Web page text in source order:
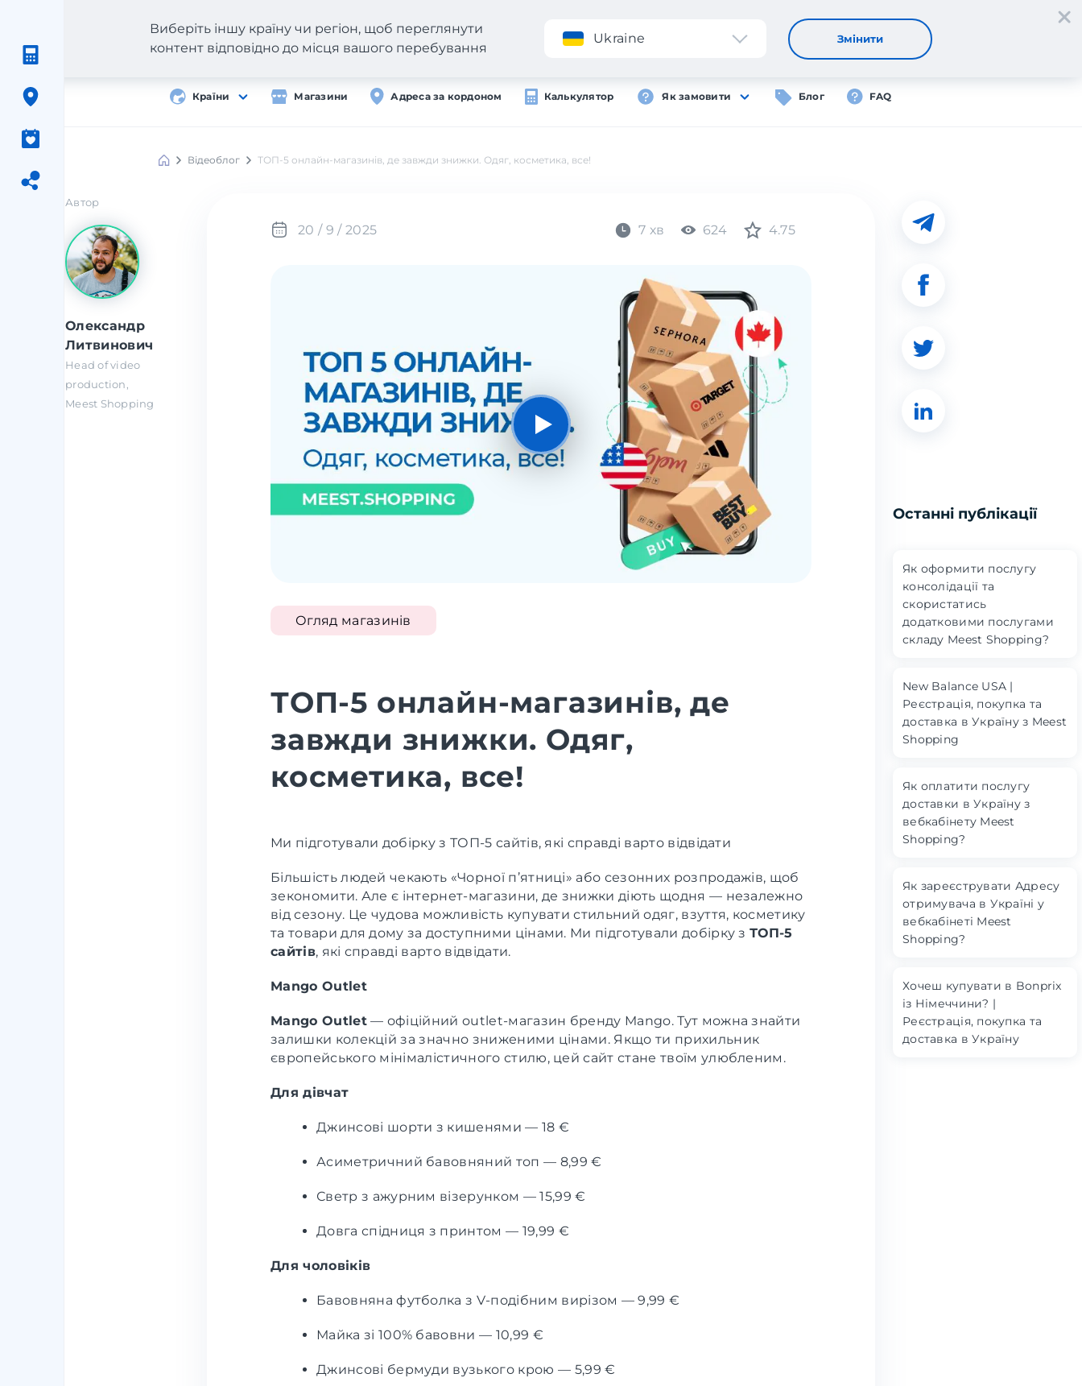
Додаток Реєстрація Вхід
Країни Магазини Адреса за кордоном Калькулятор Як замовити Блог FAQ
Виберіть іншу країну чи регіон, щоб переглянути
контент відповідно до місця вашого перебування
Ukraine Змінити
Відеоблог ТОП-5 онлайн-магазинів, де завжди знижки. Одяг, косметика, все!
20 / 9 / 2025 7 хв 624 4.75
Автор
Олександр
Литвинович
Head of video
production,
Meest Shopping
Останні публікації
Як оформити послугу
консолідації та
скористатись
додатковими послугами
складу Meest Shopping?
New Balance USA |
Реєстрація, покупка та
доставка в Україну з Meest
Shopping
Як оплатити послугу
доставки в Україну з
вебкабінету Meest
Shopping?
Як зареєструвати Адресу
отримувача в Україні у
вебкабінеті Meest
Shopping?
Хочеш купувати в Bonprix
із Німеччини? |
Реєстрація, покупка та
доставка в Україну
Огляд магазинів
ТОП-5 онлайн-магазинів, де
завжди знижки. Одяг,
косметика, все!
Ми підготували добірку з ТОП-5 сайтів, які справді варто відвідати
Більшість людей чекають «Чорної п’ятниці» або сезонних розпродажів, щоб
зекономити. Але є інтернет-магазини, де знижки діють щодня — незалежно
від сезону. Це чудова можливість купувати стильний одяг, взуття, косметику
та товари для дому за доступними цінами. Ми підготували добірку зТОП-5
сайтів, які справді варто відвідати.
Mango Outlet
Mango Outlet— офіційний outlet-магазин бренду Mango. Тут можна знайти
залишки колекцій за значно зниженими цінами. Якщо ти прихильник
європейського мінімалістичного стилю, цей сайт стане твоїм улюбленим.
Для дівчат
Джинсові шорти з кишенями — 18 €
Асиметричний бавовняний топ — 8,99 €
Светр з ажурним візерунком — 15,99 €
Довга спідниця з принтом — 19,99 €
Для чоловіків
Бавовняна футболка з V-подібним вирізом — 9,99 €
Майка зі 100% бавовни — 10,99 €
Джинсові бермуди вузького крою — 5,99 €